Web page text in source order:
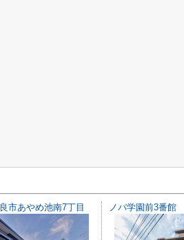
市あやめ池南7丁目 ノバ学園前3番館